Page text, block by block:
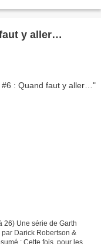
y aller…
26) Une série de Garth
Darick Robertson &
: Cette fois, pour les